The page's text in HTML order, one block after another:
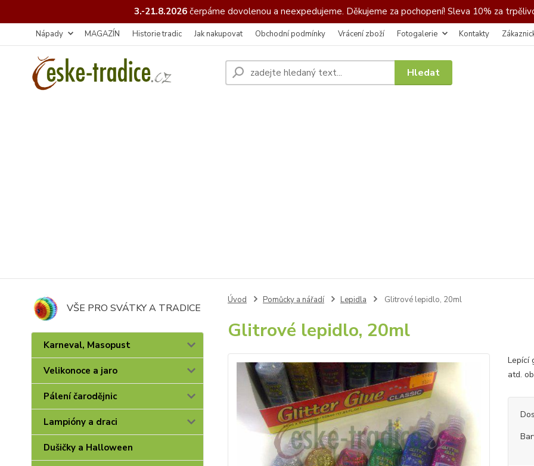
3.-21.8.2026čerpáme dovolenou a neexpedujeme. Děkujeme za pochopení! Sleva 10% za
Nápady MAGAZÍN Historie tradic Jak nakupovat Obchodní podmínky Vrácení zboží Fotogalerie Kontakty
Hledat
VŠE PRO SVÁTKY A TRADICE
Karneval, Masopust
Velikonoce a jaro
Pálení čarodějnic
Lampióny a draci
Dušičky a Halloween
Úvod Pomůcky a nářadí Lepidla Glitrové lepidlo, 20ml
Glitrové lepidlo, 20ml
Lepící
atd.